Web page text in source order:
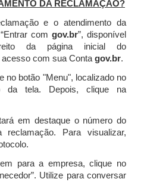
DA RECLAMAÇÃO?
e o atendimento da
com gov.br”, disponível
da página inicial do
acesso com sua Contagov.br.
no botão "Menu", localizado no
da tela. Depois, clique na
em destaque o número do
reclamação. Para visualizar,
para a empresa, clique no
Utilize para conversar